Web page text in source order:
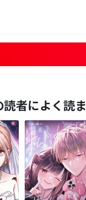
読者によく読